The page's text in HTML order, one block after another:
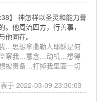
】 神怎样以圣灵和能力膏
他周流四方，行善事，
他同在。
…思想拿撒勒人耶稣是何
察我…意念…动机…想得
责备…打掉我里面一切
于 2022-03-09 23:30:03